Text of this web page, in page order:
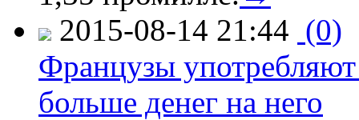
2015-08-14 21:44 (0)
Французы
больше денег на него